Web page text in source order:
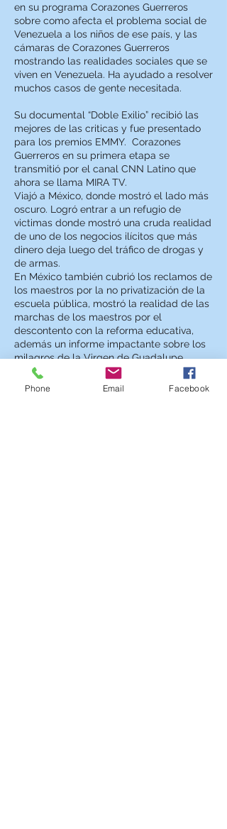
en su programa Corazones Guerreros
sobre como afecta el problema social de
Venezuela a los niños de ese país, y las
cámaras de Corazones Guerreros
mostrando las realidades sociales que se
viven en Venezuela. Ha ayudado a resolver
muchos casos de gente necesitada.
Su documental “Doble Exilio” recibió las
mejores de las criticas y fue presentado
para los premios EMMY. Corazones
Guerreros en su primera etapa se
transmitió por el canal CNN Latino que
ahora se llama MIRA TV.
Viajó a México, donde mostró el lado más
oscuro. Logró entrar a un refugio de
victimas donde mostró una cruda realidad
de uno de los negocios ilícitos que más
dinero deja luego del tráfico de drogas y
de armas.
En México también cubrió los reclamos de
los maestros por la no privatización de la
escuela pública, mostró la realidad de las
marchas de los maestros por el
descontento con la reforma educativa,
además un informe impactante sobre los
milagros de la Virgen de Guadalupe.
Natalia Denegri también condujo el
Phone Email Facebook